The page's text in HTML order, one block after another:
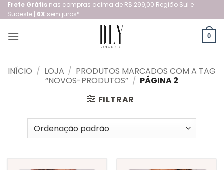
Skip
to
content
Frete Grátis nas compras acima de R$ 299,00 Região Sul e
Sudeste | 6X sem juros*
0
INÍCIO / LOJA / PRODUTOS MARCADOS COM A TAG
“NOVOS-PRODUTOS” / PÁGINA 2
FILTRAR